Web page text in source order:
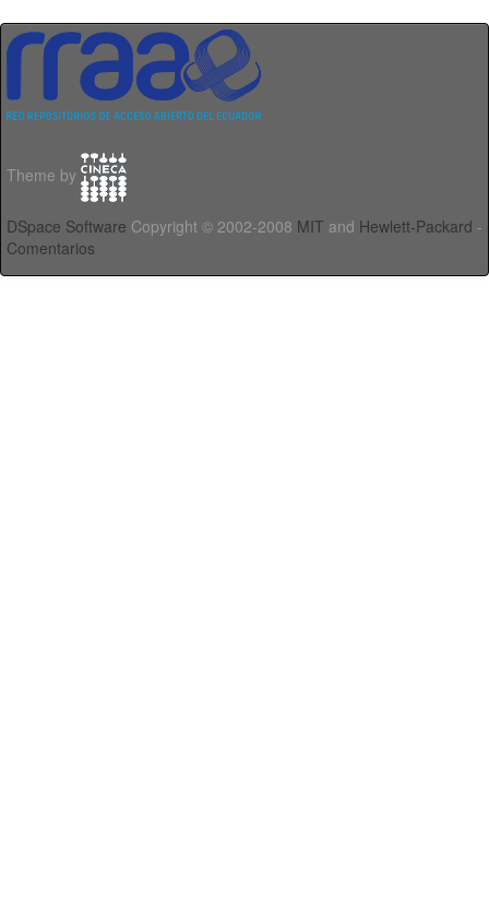
Theme by
DSpace Software Copyright © 2002-2008 MIT and Hewlett-Packard -
Comentarios